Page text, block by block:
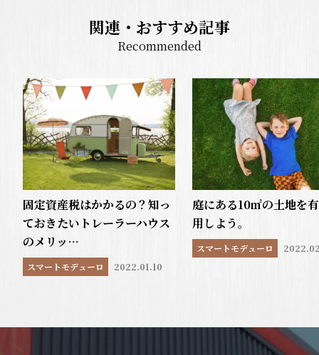
関連・おすすめ記事
Recommended
固定資産税はかかるの？知っ
ておきたいトレーラーハウス
のメリッ…
スマートモデューロ 2022.01.10
庭にある10㎡の土地を
用しよう。
スマートモデューロ